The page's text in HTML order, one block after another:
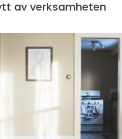
av verksamheten